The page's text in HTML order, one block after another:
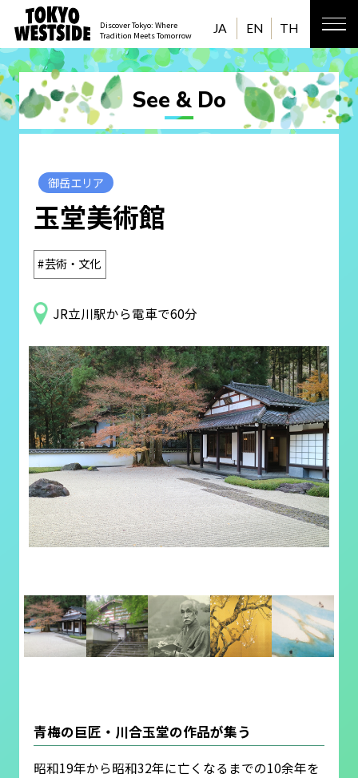
Discover Tokyo: Where
Tradition Meets Tomorrow
JA EN TH
See & Do
御岳エリア
玉堂美術館
芸術・文化
JR立川駅から電車で60分
青梅の巨匠・川合玉堂の作品が集う
昭和19年から昭和32年に亡くなるまでの10余年を